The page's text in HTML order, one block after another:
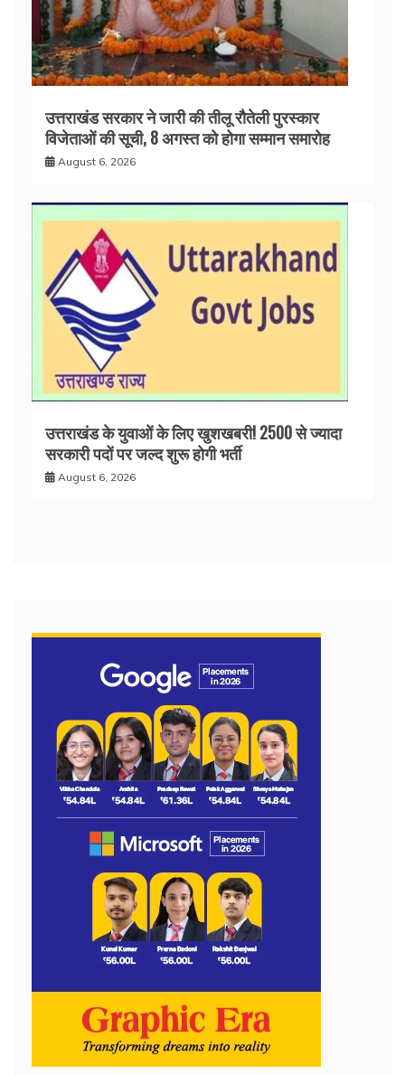
उत्तराखंड सरकार ने जारी की तीलू रौतेली पुरस्कार
विजेताओं की सूची, 8 अगस्त को होगा सम्मान समारोह
August 6, 2026
उत्तराखंड के युवाओं के लिए खुशखबरी! 2500 से ज्यादा
सरकारी पदों पर जल्द शुरू होगी भर्ती
August 6, 2026